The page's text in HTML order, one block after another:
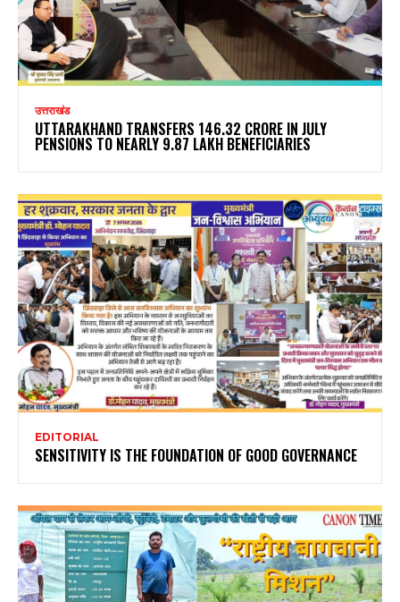
उत्तराखंड
UTTARAKHAND TRANSFERS ₹146.32 CRORE IN JULY
PENSIONS TO NEARLY 9.87 LAKH BENEFICIARIES
EDITORIAL
SENSITIVITY IS THE FOUNDATION OF GOOD GOVERNANCE